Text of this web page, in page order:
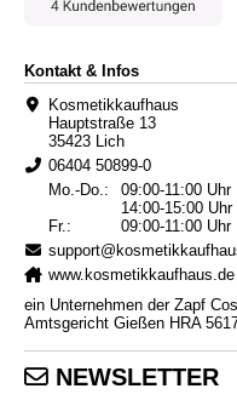
Kontakt & Infos
Kosmetikkaufhaus
Hauptstraße 13
35423 Lich
06404 50899-0
Mo.-Do.:
09:00-11:00 Uhr
14:00-15:00 Uhr
Fr.:
09:00-11:00 Uhr
www.kosmetikkaufhaus.de
ein Unternehmen der Zapf
Amtsgericht Gießen HRA
NEWSLETTER